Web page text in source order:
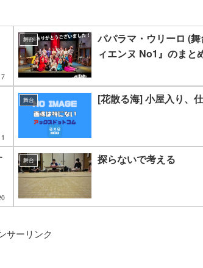
舞台
パパラマ・ウリーロ (
ィエンヌ No1』のまと
舞台 [花散る海] 小屋入り、
舞台 探らないで考える
サーリンク